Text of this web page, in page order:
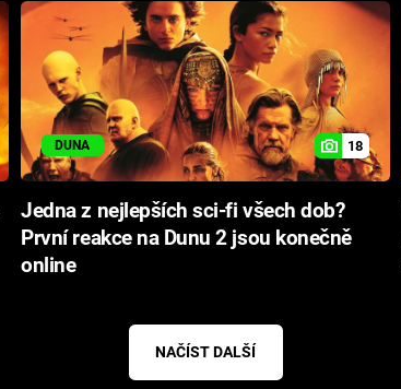
DUNA 18
Jedna z nejlepších sci-fi všech dob?
První reakce na Dunu 2 jsou konečně
online
NAČÍST DALŠÍ